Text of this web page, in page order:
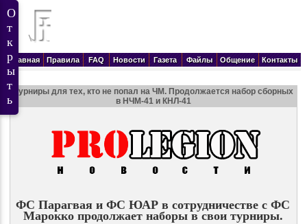
Главная Правила FAQ Новости Газета Файлы Общение Контакты
Турниры для тех, кто не попал на ЧМ. Продолжается набор сборных
в НЧМ-41 и КНЛ-41
ФС Парагвая и ФС ЮАР в сотрудничестве с ФС
Марокко продолжает наборы в свои турниры.